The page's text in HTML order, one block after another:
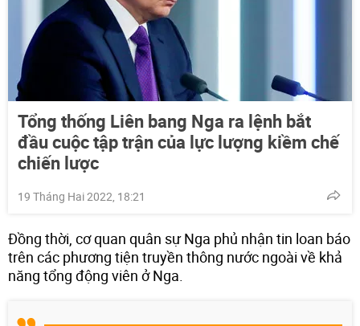
Tổng thống Liên bang Nga ra lệnh bắt
đầu cuộc tập trận của lực lượng kiềm chế
chiến lược
19 Tháng Hai 2022, 18:21
Đồng thời, cơ quan quân sự Nga phủ nhận tin loan báo
trên các phương tiện truyền thông nước ngoài về khả
năng tổng động viên ở Nga.